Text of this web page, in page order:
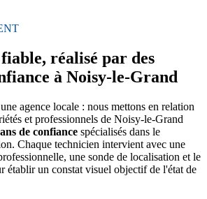
réalisé par des
à Noisy-le-Grand
agence locale : nous mettons en relation
et professionnels de Noisy-le-Grand
de confiance spécialisés dans le
Chaque technicien intervient avec une
une sonde de localisation et le
établir un constat visuel objectif de l'état de